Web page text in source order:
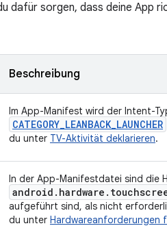
dafür sorgen, dass deine App
Beschreibung
Im App-Manifest wird der Intent-
CATEGORY_LEANBACK_LAUNCHER
du unter TV-Aktivität deklarieren.
In der App-Manifestdatei sind die
aufgeführt sind, als nicht
du unter Hardwareanforderungen